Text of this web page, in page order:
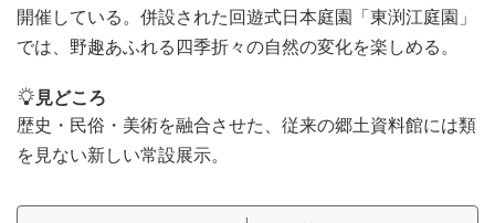
開催している。併設された回遊式日本庭園「東渕江庭園」
では、野趣あふれる四季折々の自然の変化を楽しめる。
見どころ
歴史・民俗・美術を融合させた、従来の郷土資料館には類
を見ない新しい常設展示。